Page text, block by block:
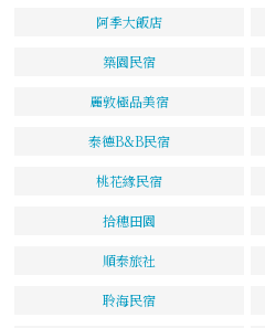
阿季大飯店
築園民宿
麗敦極品美宿
泰德B&B民宿
桃花緣民宿
拾穗田園
順泰旅社
聆海民宿